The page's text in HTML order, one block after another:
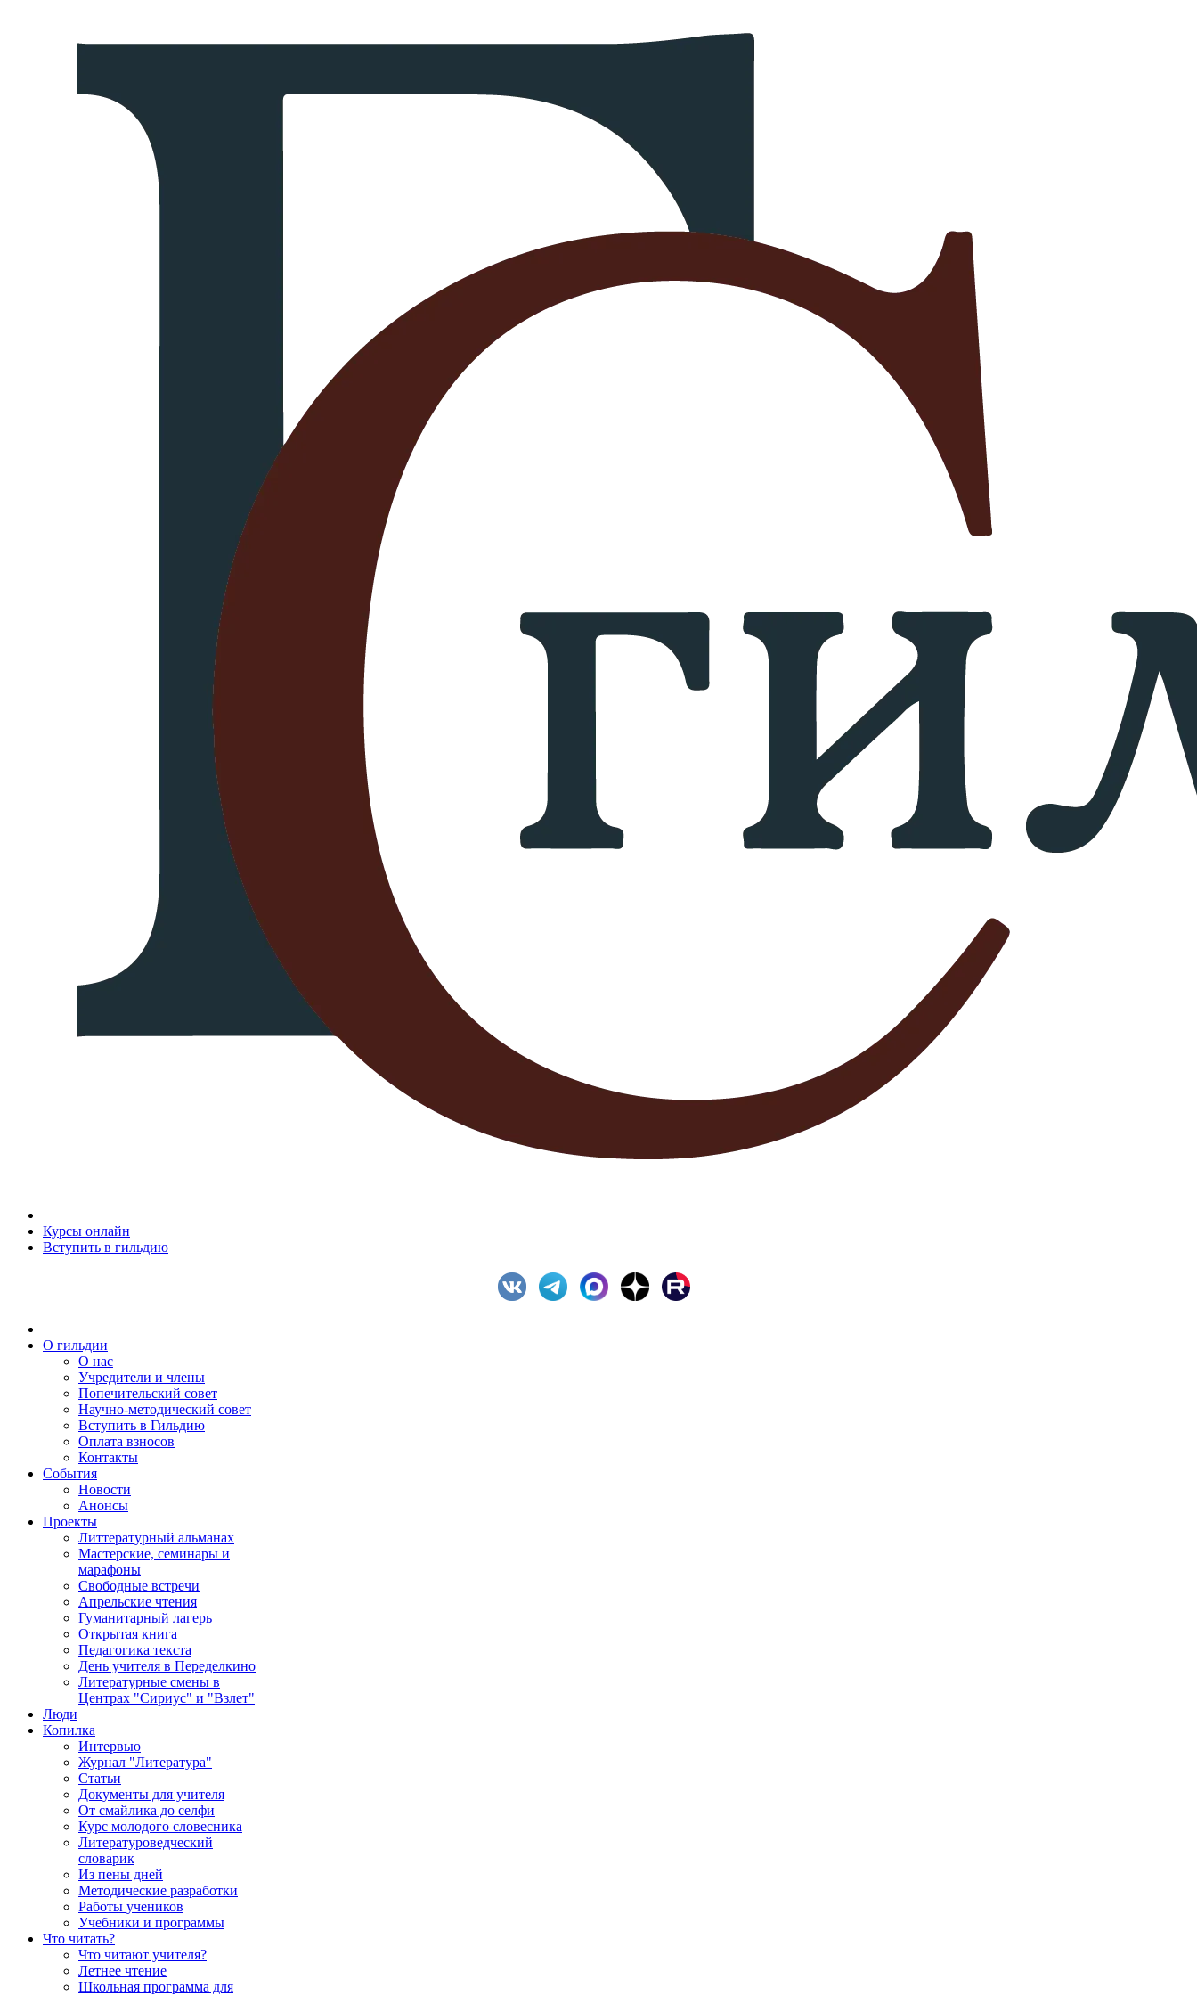
Курсы онлайн
Вступить в гильдию
О гильдии
О нас
Учредители и члены
Попечительский совет
Научно-методический совет
Вступить в Гильдию
Оплата взносов
Контакты
События
Новости
Анонсы
Проекты
Литтературный альманах
Мастерские, семинары и
марафоны
Свободные встречи
Апрельские чтения
Гуманитарный лагерь
Открытая книга
Педагогика текста
День учителя в Переделкино
Литературные смены в
Центрах "Сириус" и "Взлет"
Люди
Копилка
Интервью
Журнал "Литература"
Статьи
Документы для учителя
От смайлика до селфи
Курс молодого словесника
Литературоведческий
словарик
Из пены дней
Методические разработки
Работы учеников
Учебники и программы
Что читать?
Что читают учителя?
Летнее чтение
Школьная программа для